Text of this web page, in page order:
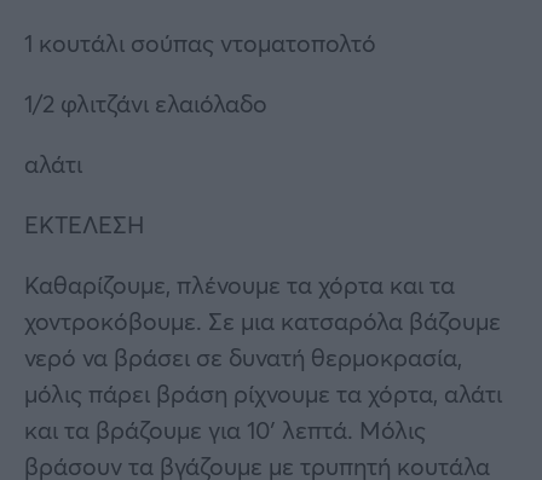
1 κουτάλι σούπας ντοματοπολτό
1/2 φλιτζάνι ελαιόλαδο
αλάτι
ΕΚΤΕΛΕΣΗ
Καθαρίζουμε, πλένουμε τα χόρτα και τα
χοντροκόβουμε. Σε μια κατσαρόλα βάζουμε
νερό να βράσει σε δυνατή θερμοκρασία,
μόλις πάρει βράση ρίχνουμε τα χόρτα, αλάτι
και τα βράζουμε για 10′ λεπτά. Μόλις
βράσουν τα βγάζουμε με τρυπητή κουτάλα